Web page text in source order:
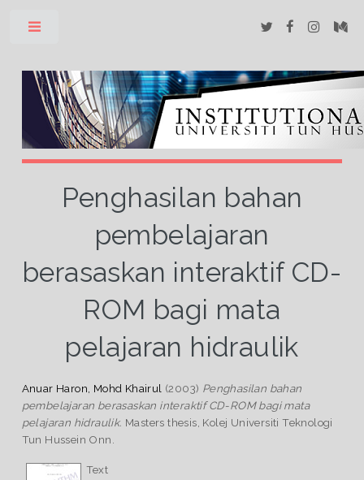
Penghasilan bahan
pembelajaran
berasaskan interaktif CD-
ROM bagi mata
pelajaran hidraulik
Anuar Haron, Mohd Khairul (2003) Penghasilan bahan
pembelajaran berasaskan interaktif CD-ROM bagi mata
pelajaran hidraulik. Masters thesis, Kolej Universiti Teknologi
Tun Hussein Onn.
Text